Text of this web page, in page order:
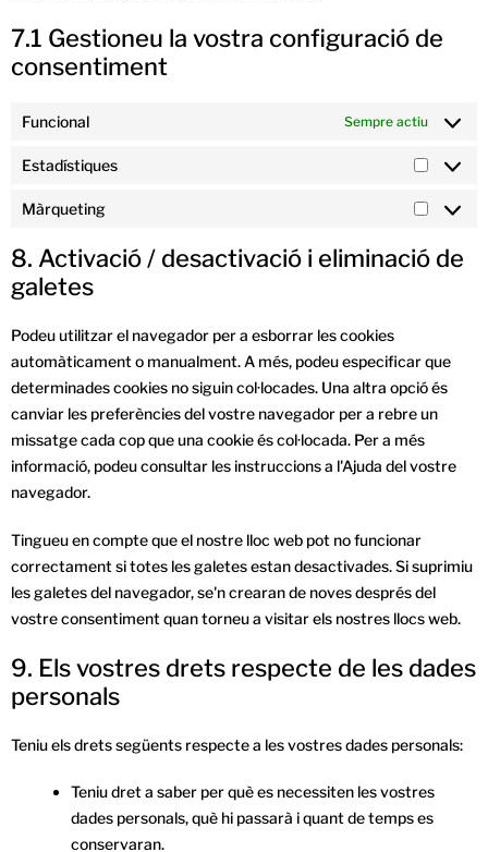
7.1 Gestioneu la vostra configuració de
consentiment
Funcional Sempre actiu
Estadístiques
Màrqueting
8. Activació / desactivació i eliminació de
galetes
Podeu utilitzar el navegador per a esborrar les cookies
automàticament o manualment. A més, podeu especificar que
determinades cookies no siguin col·locades. Una altra opció és
canviar les preferències del vostre navegador per a rebre un
missatge cada cop que una cookie és col·locada. Per a més
informació, podeu consultar les instruccions a l'Ajuda del vostre
navegador.
Tingueu en compte que el nostre lloc web pot no funcionar
correctament si totes les galetes estan desactivades. Si suprimiu
les galetes del navegador, se'n crearan de noves després del
vostre consentiment quan torneu a visitar els nostres llocs web.
9. Els vostres drets respecte de les dades
personals
Teniu els drets següents respecte a les vostres dades personals:
Teniu dret a saber per què es necessiten les vostres
dades personals, què hi passarà i quant de temps es
conservaran.